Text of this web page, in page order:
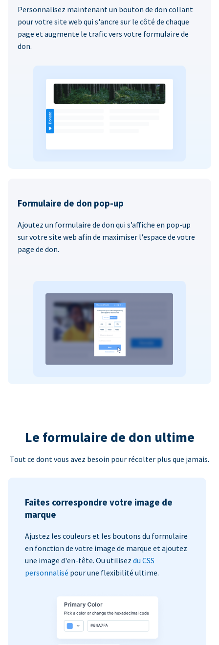
Personnalisez maintenant un bouton de don collant
pour votre site web qui s'ancre sur le côté de chaque
page et augmente le trafic vers votre formulaire de
don.
Formulaire de don pop-up
Ajoutez un formulaire de don qui s’affiche en pop-up
sur votre site web afin de maximiser l'espace de votre
page de don.
Le formulaire de don ultime
Tout ce dont vous avez besoin pour récolter plus que jamais.
Faites correspondre votre image de
marque
Ajustez les couleurs et les boutons du formulaire
en fonction de votre image de marque et ajoutez
une image d'en-tête. Ou utilisez du CSS
personnalisé pour une flexibilité ultime.